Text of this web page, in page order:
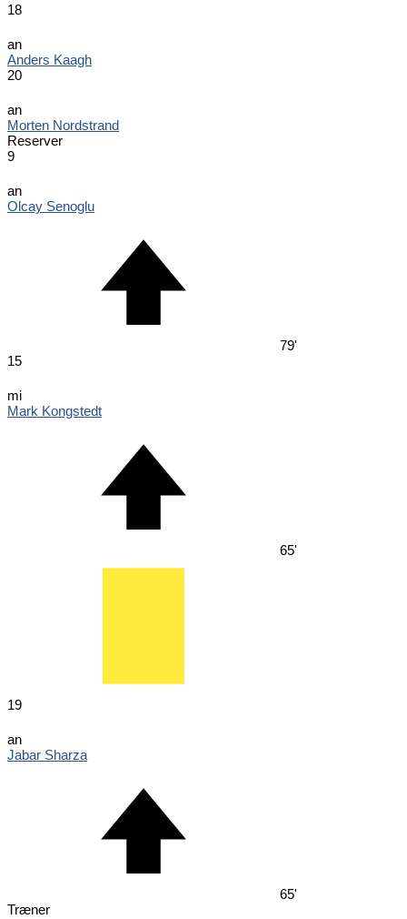
18
an
Anders Kaagh
20
an
Morten Nordstrand
Reserver
9
an
Olcay Senoglu
79'
15
mi
Mark Kongstedt
65'
19
an
Jabar Sharza
65'
Træner